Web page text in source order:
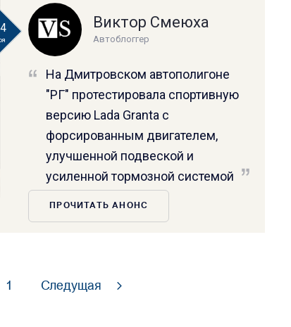
Виктор Смеюха
Автоблоггер
На Дмитровском автополигоне
"РГ" протестировала спортивную
версию Lada Granta с
форсированным двигателем,
улучшенной подвеской и
усиленной тормозной системой
ПРОЧИТАТЬ АНОНС
1 Следущая